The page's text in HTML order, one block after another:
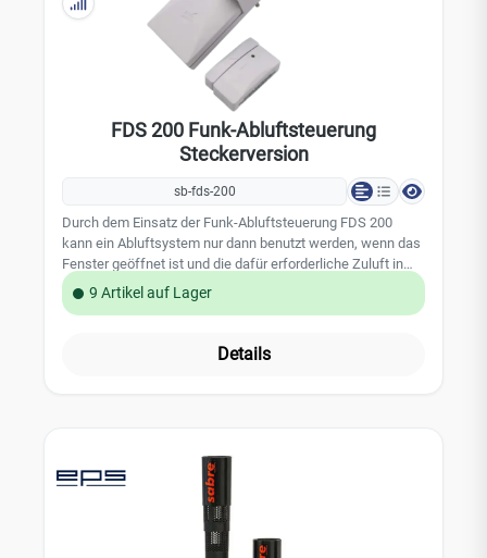
FDS 200 Funk-Abluftsteuerung
Steckerversion
sb-fds-200
Durch dem Einsatz der Funk-Abluftsteuerung FDS 200
kann ein Abluftsystem nur dann benutzt werden, wenn das
Fenster geöffnet ist und die dafür erforderliche Zuluft in
den Raum einströmen kann. Ein Sender am Fensterflügel
überwacht, ob das Fenster offen oder geschlossen ist, und
Dieser wird einfach zwischen Steckdose und Netzstecker
DIBt-Zulassung Z-85.2-10 Funkstrecken- und
Batterieüberwachung Relaiskontakt mit 5A abgesichert 4
Distanzplatten für den Magneten (Höhenausgleich
9 Artikel auf Lager
Details